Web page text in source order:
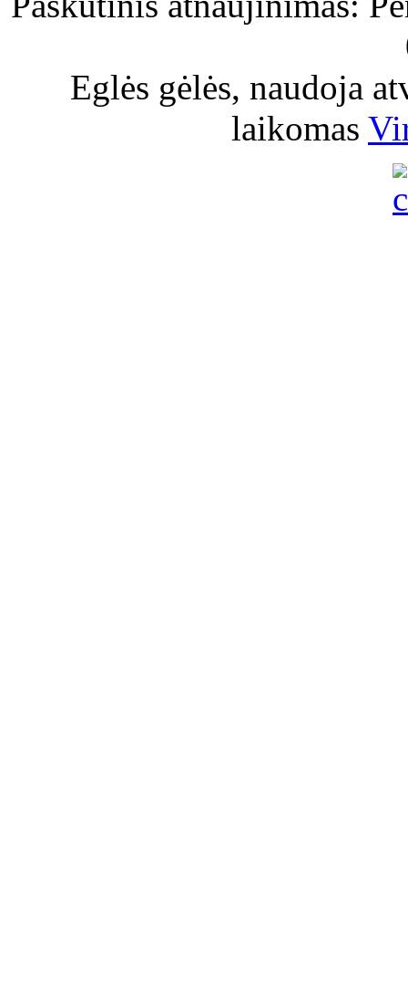
Eglės gėlės, naudoja
laikomas